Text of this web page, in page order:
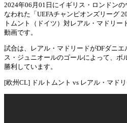
2024年06月01日にイギリス・ロンドン
なわれた「UEFAチャンピオンズリーグ
トムント（ドイツ）対レアル・マドリー
動画です。
試合は、レアル・マドリードがDFダニ
ス・ジュニオールのゴールによって、ボ
勝利しています。
[欧州CL] ドルトムント vs レアル・マド